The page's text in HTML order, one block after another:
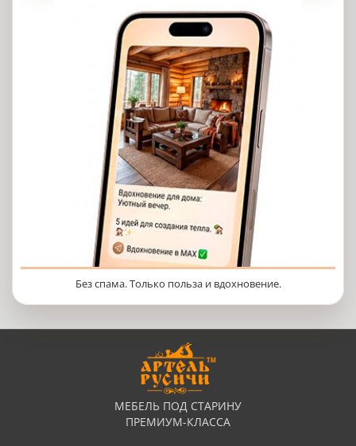
Без спама. Только польза и вдохновение.
МЕБЕЛЬ ПОД СТАРИНУ
ПРЕМИУМ-КЛАССА